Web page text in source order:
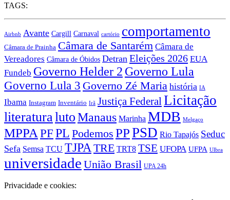
TAGS:
Airbnb Avante Cargill Carnaval cartório comportamento
Câmara de Prainha Câmara de Santarém Câmara de
Vereadores Câmara de Óbidos Detran Eleições 2026 EUA
Fundeb Governo Helder 2 Governo Lula
Governo Lula 3 Governo Zé Maria história IA
Ibama Instagram Inventário Irã Justiça Federal Licitação
literatura lutoManaus Marinha MDB Melgaço
MPPA PFPL Podemos PPPSD Rio Tapajós Seduc
Sefa Semsa TCU TJPA TRE TRT8 TSE UFOPA UFPA Ulbra
universidade União Brasil UPA 24h
Privacidade e cookies: